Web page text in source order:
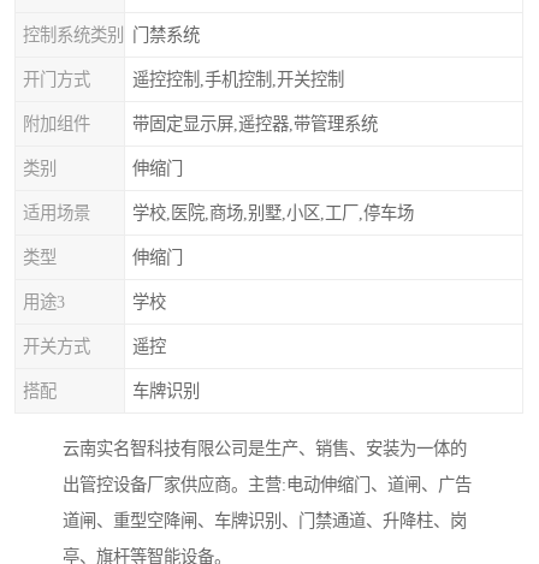
控制系统类别 门禁系统
开门方式 遥控控制,手机控制,开关控制
附加组件 带固定显示屏,遥控器,带管理系统
类别 伸缩门
适用场景 学校,医院,商场,别墅,小区,工厂,停车场
类型 伸缩门
用途3 学校
开关方式 遥控
搭配 车牌识别
云南实名智科技有限公司是生产、销售、安装为一体的
出管控设备厂家供应商。主营:电动伸缩门、道闸、广告
道闸、重型空降闸、车牌识别、门禁通道、升降柱、岗
亭、旗杆等智能设备。